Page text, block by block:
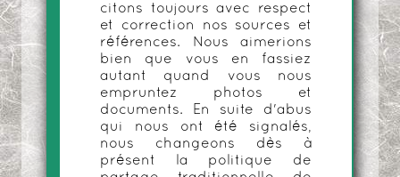
citons toujours avec respect
et correction nos sources et
références. Nous aimerions
bien que vous en fassiez
autant quand vous nous
empruntez photos et
documents. En suite d'abus
qui nous ont été signalés,
nous changeons dès à
présent la politique de